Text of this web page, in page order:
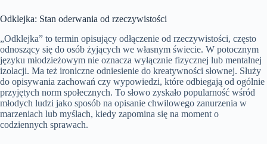
Odklejka: Stan oderwania od rzeczywistości
„Odklejka” to termin opisujący odłączenie od rzeczywistości, często
odnoszący się do osób żyjących we własnym świecie. W potocznym
języku młodzieżowym nie oznacza wyłącznie fizycznej lub mentalnej
izolacji. Ma też ironiczne odniesienie do kreatywności słownej. Służy
do opisywania zachowań czy wypowiedzi, które odbiegają od ogólnie
przyjętych norm społecznych. To słowo zyskało popularność wśród
młodych ludzi jako sposób na opisanie chwilowego zanurzenia w
marzeniach lub myślach, kiedy zapomina się na moment o
codziennych sprawach.